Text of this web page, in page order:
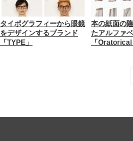
タイポグラフィーから眼鏡
をデザインするブランド
「TYPE」
本の紙面の
たアルファ
「Oratorical